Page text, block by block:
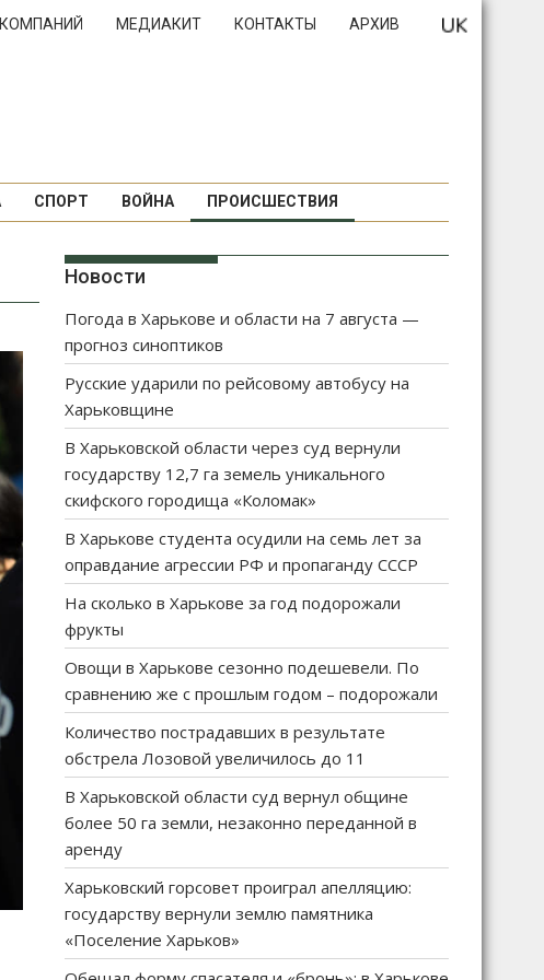
МЕДИАКИТ КОНТАКТЫ АРХИВ
СПОРТ ВОЙНА ПРОИСШЕСТВИЯ
Новости
Погода в Харькове и области на 7 августа —
прогноз синоптиков
Русские ударили по рейсовому автобусу на
Харьковщине
В Харьковской области через суд вернули
государству 12,7 га земель уникального
скифского городища «Коломак»
В Харькове студента осудили на семь лет за
оправдание агрессии РФ и пропаганду СССР
На сколько в Харькове за год подорожали
фрукты
Овощи в Харькове сезонно подешевели. По
сравнению же с прошлым годом – подорожали
Количество пострадавших в результате
обстрела Лозовой увеличилось до 11
В Харьковской области суд вернул общине
более 50 га земли, незаконно переданной в
аренду
Харьковский горсовет проиграл апелляцию:
государству вернули землю памятника
«Поселение Харьков»